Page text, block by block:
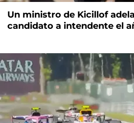
Un ministro de Kicillof
candidato a intendente el